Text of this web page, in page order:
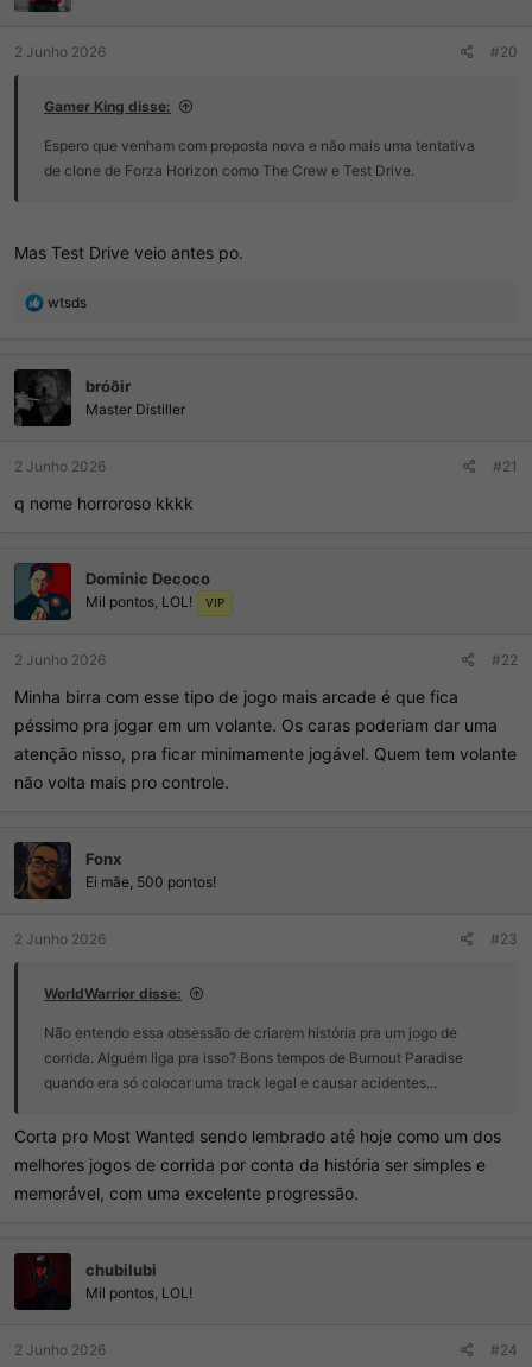
2 Junho 2026 #20
Gamer King disse:
Espero que venham com proposta nova e não mais uma tentativa
de clone de Forza Horizon como The Crew e Test Drive.
Mas Test Drive veio antes po.
R
ç
õ
e
s
wtsds
bróðir
Master Distiller
2 Junho 2026 #21
q nome horroroso kkkk
Dominic Decoco
Mil pontos, LOL! VIP
2 Junho 2026 #22
Minha birra com esse tipo de jogo mais arcade é que fica
péssimo pra jogar em um volante. Os caras poderiam dar uma
atenção nisso, pra ficar minimamente jogável. Quem tem volante
não volta mais pro controle.
Fonx
Ei mãe, 500 pontos!
2 Junho 2026 #23
WorldWarrior disse:
Não entendo essa obsessão de criarem história pra um jogo de
corrida. Alguém liga pra isso? Bons tempos de Burnout Paradise
quando era só colocar uma track legal e causar acidentes...
Corta pro Most Wanted sendo lembrado até hoje como um dos
melhores jogos de corrida por conta da história ser simples e
memorável, com uma excelente progressão.
chubilubi
Mil pontos, LOL!
2 Junho 2026 #24